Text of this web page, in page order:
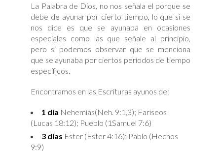
La Palabra de Dios, no nos señala el porque se
debe de ayunar por cierto tiempo, lo que sí se
nos dice es que se ayunaba en ocasiones
especiales como las que señale al principio,
pero si podemos observar que se menciona
que se ayunaba por ciertos períodos de tiempo
específicos.
Encontramos en las Escrituras ayunos de:
1 día Nehemías(Neh. 9:1,3); Fariseos
(Lucas 18:12); Pueblo (1Samuel 7:6)
3 días Ester (Ester 4:16); Pablo (Hechos
9:9)